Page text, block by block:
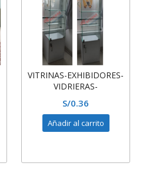
VITRINAS-EXHIBIDORES-
VIDRIERAS-
DE VIDRIO Y MELAMINA
S/0.36
Añadir al carrito